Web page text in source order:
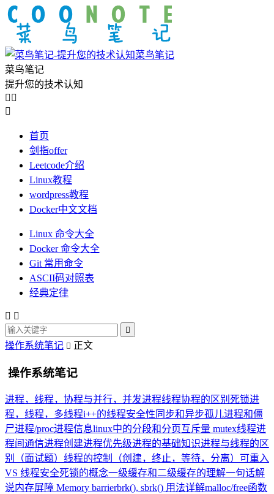
菜鸟笔记
菜鸟笔记
提升您的技术认知
 

首页
剑指offer
Leetcode介绍
Linux教程
wordpress教程
Docker中文文档
Linux 命令大全
Docker 命令大全
Git 常用命令
ASCII码对照表
经典定律
 

操作系统笔记  正文
操作系统笔记
进程，线程，协程与并行，并发进程线程协程的区别 死锁进
程，线程，多线程i++的线程安全性 同步和异步孤儿进程和僵
尸进程/proc进程信息linux中的分段和分页互斥量 mutex线程进
程间通信进程创建进程优先级进程的基础知识进程与线程的区
别（面试题） 线程的控制（创建，终止，等待，分离） 可重入
VS 线程安全死锁的概念一级缓存和二级缓存的理解一句话解
说内存屏障 Memory barrierbrk(), sbrk() 用法详解malloc/free函数